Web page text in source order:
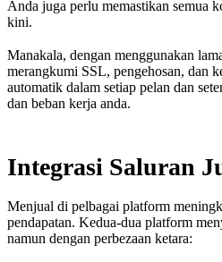
Anda juga perlu memastikan semua
kini.
Manakala, dengan menggunakan
merangkumi SSL, pengehosan, dan
automatik dalam setiap pelan dan
dan beban kerja anda.
Integrasi Saluran
Menjual di pelbagai platform
pendapatan. Kedua-dua platform
namun dengan perbezaan ketara: